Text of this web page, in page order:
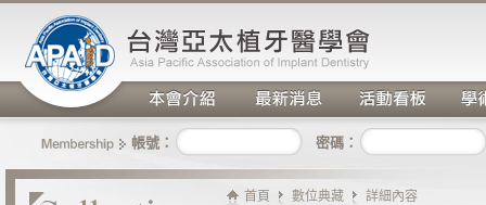
帳號： 密碼：
首頁 數位典藏 詳細內容